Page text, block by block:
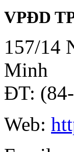
VPĐD
157/14
Minh
ĐT:
Web: